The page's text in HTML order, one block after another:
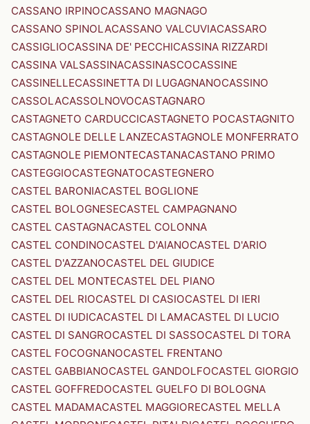
CASSANO IRPINOCASSANO MAGNAGO
CASSANO SPINOLACASSANO VALCUVIACASSARO
CASSIGLIOCASSINA DE' PECCHICASSINA RIZZARDI
CASSINA VALSASSINACASSINASCOCASSINE
CASSINELLECASSINETTA DI LUGAGNANOCASSINO
CASSOLACASSOLNOVOCASTAGNARO
CASTAGNETO CARDUCCICASTAGNETO POCASTAGNITO
CASTAGNOLE DELLE LANZECASTAGNOLE MONFERRATO
CASTAGNOLE PIEMONTECASTANACASTANO PRIMO
CASTEGGIOCASTEGNATOCASTEGNERO
CASTEL BARONIACASTEL BOGLIONE
CASTEL BOLOGNESECASTEL CAMPAGNANO
CASTEL CASTAGNACASTEL COLONNA
CASTEL CONDINOCASTEL D'AIANOCASTEL D'ARIO
CASTEL D'AZZANOCASTEL DEL GIUDICE
CASTEL DEL MONTECASTEL DEL PIANO
CASTEL DEL RIOCASTEL DI CASIOCASTEL DI IERI
CASTEL DI IUDICACASTEL DI LAMACASTEL DI LUCIO
CASTEL DI SANGROCASTEL DI SASSOCASTEL DI TORA
CASTEL FOCOGNANOCASTEL FRENTANO
CASTEL GABBIANOCASTEL GANDOLFOCASTEL GIORGIO
CASTEL GOFFREDOCASTEL GUELFO DI BOLOGNA
CASTEL MADAMACASTEL MAGGIORECASTEL MELLA